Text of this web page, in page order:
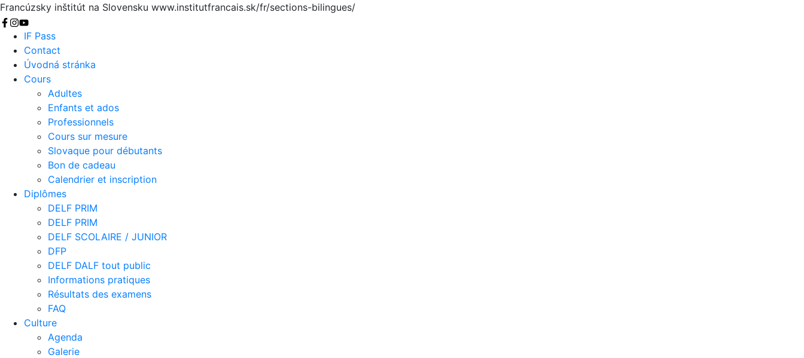
Francúzsky inštitút na Slovensku www.institutfrancais.sk/fr/sections-bilingues/
Chercher
IF Pass
Contact
Úvodná stránka
Cours
Adultes
Enfants et ados
Professionnels
Cours sur mesure
Slovaque pour débutants
Bon de cadeau
Calendrier et inscription
Diplômes
DELF PRIM
DELF PRIM
DELF SCOLAIRE / JUNIOR
DFP
DELF DALF tout public
Informations pratiques
Résultats des examens
FAQ
Culture
Agenda
Galerie